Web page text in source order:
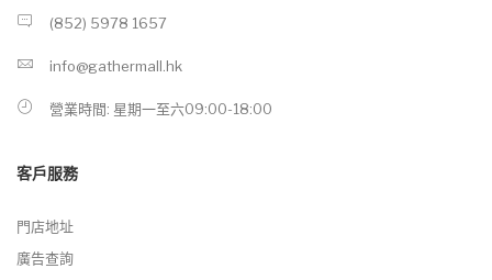
(852) 5978 1657
info@gathermall.hk
營業時間: 星期一至六09:00-18:00
客戶服務
門店地址
廣告查詢